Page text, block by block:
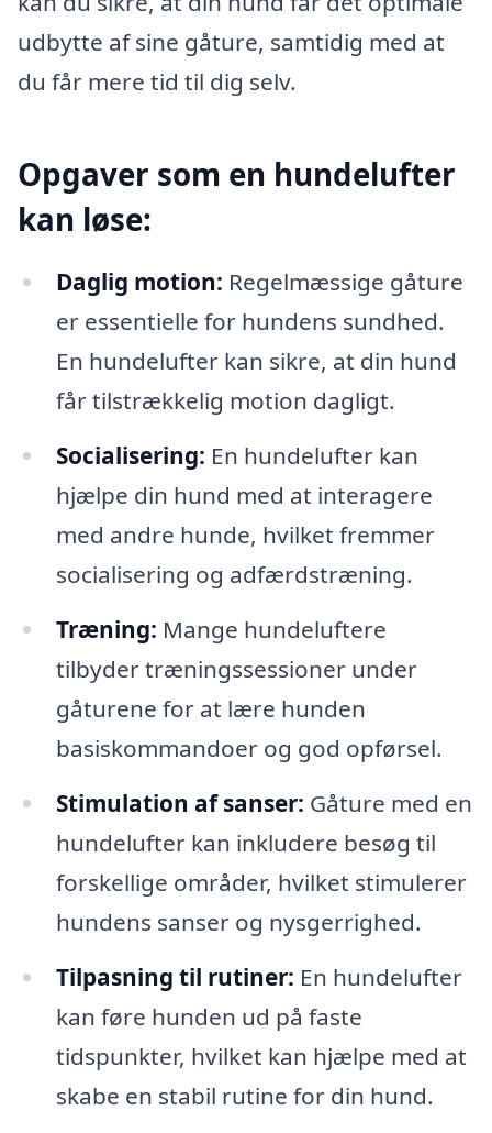
udbytte af sine gåture, samtidig med at
du får mere tid til dig selv.
Opgaver som en hundelufter
kan løse:
Daglig motion: Regelmæssige gåture
er essentielle for hundens sundhed.
En hundelufter kan sikre, at din hund
får tilstrækkelig motion dagligt.
Socialisering: En hundelufter kan
hjælpe din hund med at interagere
med andre hunde, hvilket fremmer
socialisering og adfærdstræning.
Træning: Mange hundeluftere
tilbyder træningssessioner under
gåturene for at lære hunden
basiskommandoer og god opførsel.
Stimulation af sanser: Gåture med en
hundelufter kan inkludere besøg til
forskellige områder, hvilket stimulerer
hundens sanser og nysgerrighed.
Tilpasning til rutiner: En hundelufter
kan føre hunden ud på faste
tidspunkter, hvilket kan hjælpe med at
skabe en stabil rutine for din hund.